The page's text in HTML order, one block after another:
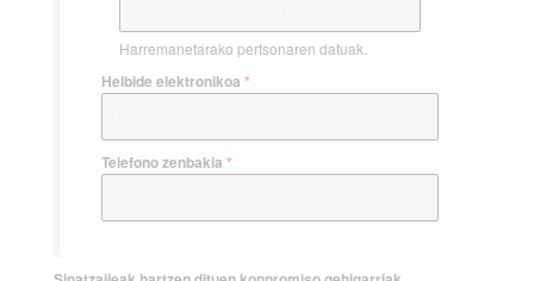
Harremanetarako pertsonaren datuak.
Helbide elektronikoa *
Telefono zenbakia *